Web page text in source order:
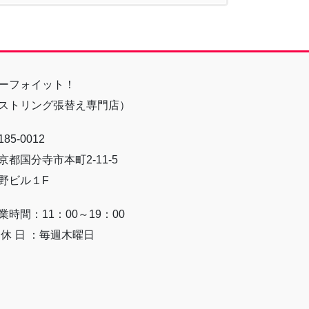
フォイット！
ストリング張替え専門店）
0012
都国分寺市本町2-11-5
ビル１F
時間：11：00～19：00
日 ：毎週木曜日